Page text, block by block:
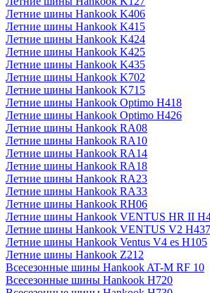
Летние шины Hankook K406
Летние шины Hankook K415
Летние шины Hankook K424
Летние шины Hankook K425
Летние шины Hankook K435
Летние шины Hankook K702
Летние шины Hankook K715
Летние шины Hankook Optimo H418
Летние шины Hankook Optimo H426
Летние шины Hankook RA08
Летние шины Hankook RA10
Летние шины Hankook RA14
Летние шины Hankook RA18
Летние шины Hankook RA23
Летние шины Hankook RA33
Летние шины Hankook RH06
Летние шины Hankook VENTUS HR II
Летние шины Hankook VENTUS V2 H437
Летние шины Hankook Ventus V4 es H105
Летние шины Hankook Z212
Всесезонные шины Hankook AT-M RF 10
Всесезонные шины Hankook H720